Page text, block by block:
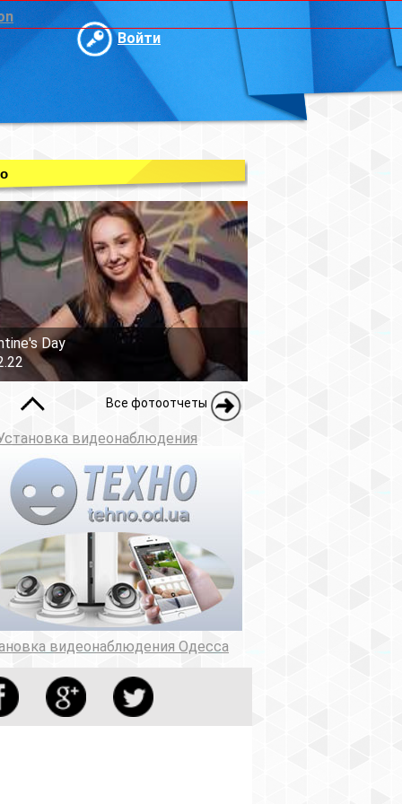
Войти
Day
Все фотоотчеты
видеонаблюдения
видеонаблюдения Одесса